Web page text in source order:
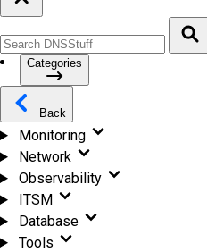
Categories
Back
Monitoring
Network
Observability
ITSM
Database
Tools